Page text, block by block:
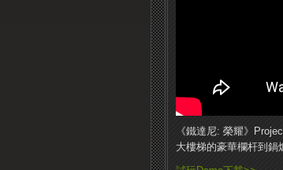
《鐵達尼: 榮耀》
大樓梯的豪華欄杆到鍋